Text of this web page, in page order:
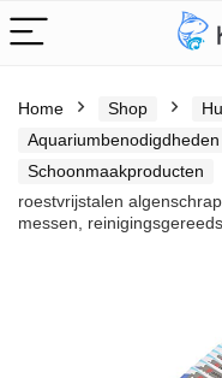
Home Shop
Aquariumbenodigdheden
Schoonmaakproducten
roestvrijstalen
messen,